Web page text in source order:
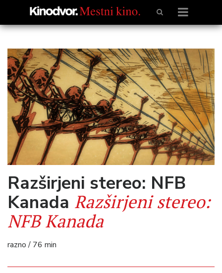
Razširjeni stereo: NFB
Kanada Razširjeni stereo:
NFB Kanada
razno / 76 min